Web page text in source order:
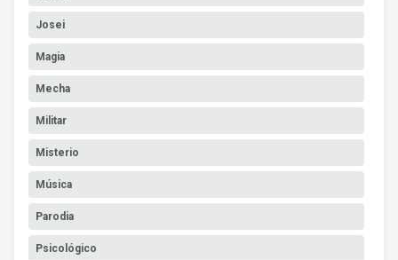
Josei
Magia
Mecha
Militar
Misterio
Música
Parodia
Psicológico